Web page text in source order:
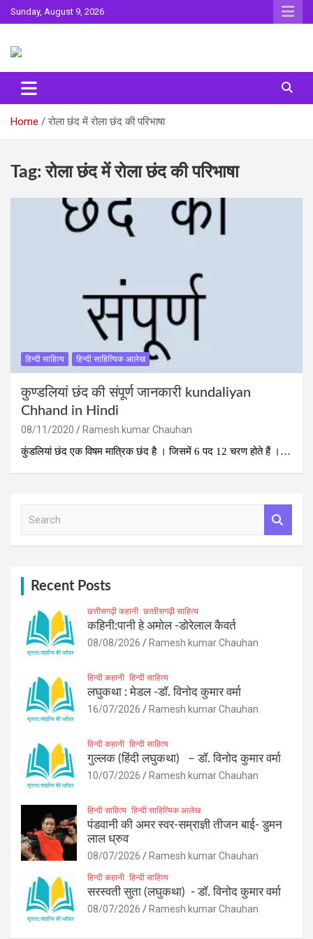
Skip
to
Sunday, August 9, 2026
Surta
Home रोला छंद में रोला छंद की परिभाषा
Tag:रोला छंद में रोला छंद की परिभाषा
हिन्दी साहित्य हिन्दी साहित्यिक आलेख
कुण्‍डलियां छंद की संपूर्ण जानकारी kundaliyan
Chhand in Hindi
08/11/2020
Ramesh kumar Chauhan
कुंडलियां छंद एक विषम मात्रिक छंद है । जिसमें 6 पद 12 चरण होते हैं ।…
Recent Posts
छत्तीसगढ़ी कहानी छत्‍तीसगढ़ी साहित्‍य
कहिनी:पानी हे अमोल -डोरेलाल कैवर्त
08/08/2026 Ramesh kumar Chauhan
हिन्दी कहानी हिन्दी साहित्य
लघुकथा : मेडल -डॉ. विनोद कुमार वर्मा
16/07/2026 Ramesh kumar Chauhan
हिन्दी कहानी हिन्दी साहित्य
गुल्लक (हिंदी लघुकथा) – डॉ. विनोद कुमार वर्मा
10/07/2026 Ramesh kumar Chauhan
हिन्दी साहित्य हिन्दी साहित्यिक आलेख
पंडवानी की अमर स्वर-सम्राज्ञी तीजन बाई- डुमन
लाल ध्रुव
08/07/2026 Ramesh kumar Chauhan
हिन्दी कहानी हिन्दी साहित्य
सरस्वती सुता (लघुकथा) ​- डॉ. विनोद कुमार वर्मा
08/07/2026 Ramesh kumar Chauhan